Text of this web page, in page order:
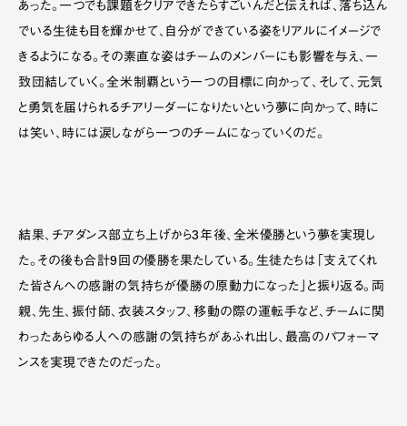
あった。一つでも課題をクリアできたらすごいんだと伝えれば、落ち込ん
でいる生徒も目を輝かせて、自分ができている姿をリアルにイメージで
きるようになる。その素直な姿はチームのメンバーにも影響を与え、一
致団結していく。全米制覇という一つの目標に向かって、そして、元気
と勇気を届けられるチアリーダーになりたいという夢に向かって、時に
は笑い、時には涙しながら一つのチームになっていくのだ。
結果、チアダンス部立ち上げから3年後、全米優勝という夢を実現し
た。その後も合計9回の優勝を果たしている。生徒たちは「支えてくれ
た皆さんへの感謝の気持ちが優勝の原動力になった」と振り返る。両
親、先生、振付師、衣装スタッフ、移動の際の運転手など、チームに関
わったあらゆる人への感謝の気持ちがあふれ出し、最高のパフォーマ
ンスを実現できたのだった。